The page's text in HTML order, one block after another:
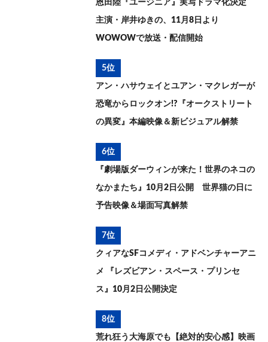
恩田陸『ユージニア』実写ドラマ化決定
主演・岸井ゆきの、11月8日より
WOWOWで放送・配信開始
5位
アン・ハサウェイとユアン・マクレガーが
恐竜からロックオン!?『オークストリート
の異変』本編映像＆新ビジュアル解禁
6位
『劇場版ダーウィンが来た！世界のネコの
なかまたち』10月2日公開 世界猫の日に
予告映像＆場面写真解禁
7位
クィアなSFコメディ・アドベンチャーアニ
メ 『レズビアン・スペース・プリンセ
ス』10月2日公開決定
8位
荒れ狂う大海原でも【絶対的安心感】映画